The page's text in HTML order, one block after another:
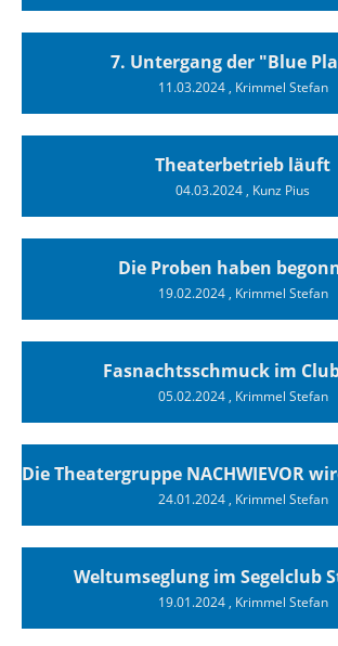
7. Untergang der "Blue
11.03.2024, Krimmel Stefan
Theaterbetrieb läuft
04.03.2024, Kunz Pius
Die Proben haben
19.02.2024, Krimmel Stefan
Fasnachtsschmuck im
05.02.2024, Krimmel Stefan
24.01.2024, Krimmel Stefan
Weltumseglung im Segelclub
19.01.2024, Krimmel Stefan